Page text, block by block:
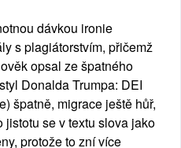
dávkou ironie
s plagiátorstvím, přičemž
opsal ze špatného
Donalda Trumpa: DEI
špatně, migrace ještě hůř,
se v textu slova jako
protože to zní více